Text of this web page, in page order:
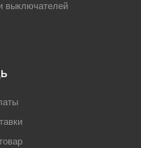
выключателей